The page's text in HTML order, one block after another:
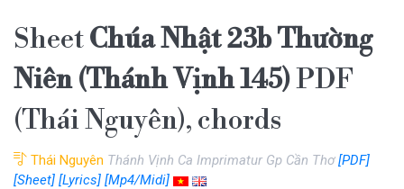
SheetChúa Nhật 23b Thường
Niên (Thánh Vịnh 145)PDF
(Thái Nguyên), chords
Thái Nguyên Thánh Vịnh Ca Imprimatur Gp Cần Thơ[PDF]
[Sheet] [Lyrics] [Mp4/Midi]